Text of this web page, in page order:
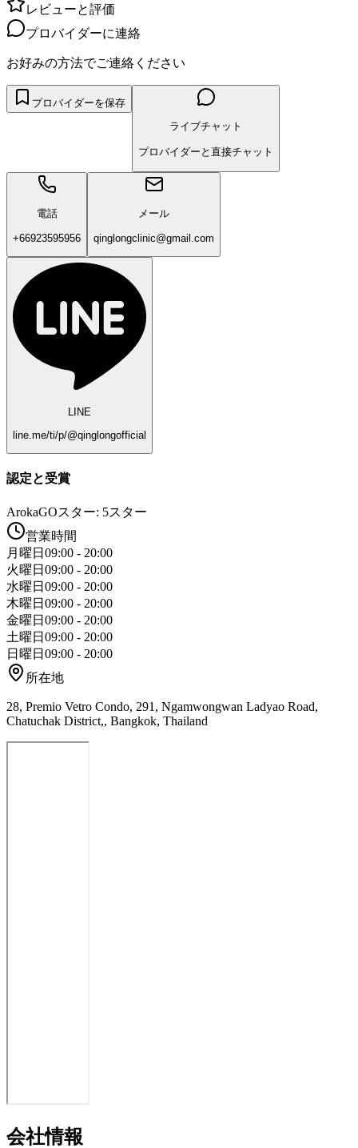
レビューと評価
プロバイダーに連絡
お好みの方法でご連絡ください
プロバイダーを保存
ライブチャット
プロバイダーと直接チャット
電話
+66923595956
メール
qinglongclinic@gmail.com
LINE
line.me/ti/p/@qinglongofficial
認定と受賞
ArokaGOスター: 5スター
営業時間
月曜日 09:00 - 20:00
火曜日 09:00 - 20:00
水曜日 09:00 - 20:00
木曜日 09:00 - 20:00
金曜日 09:00 - 20:00
土曜日 09:00 - 20:00
日曜日 09:00 - 20:00
所在地
28, Premio Vetro Condo, 291, Ngamwongwan Ladyao Road,
Chatuchak District,, Bangkok, Thailand
会社情報